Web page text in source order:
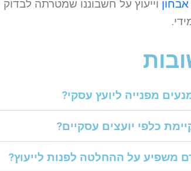
אבחון וייעוץ על חשבוננו שמטרתה
מפנייה ליועץ עסקי?
כלפי יועצים עסקיים?
משפיע על ההחלטה לפנות לייעוץ?